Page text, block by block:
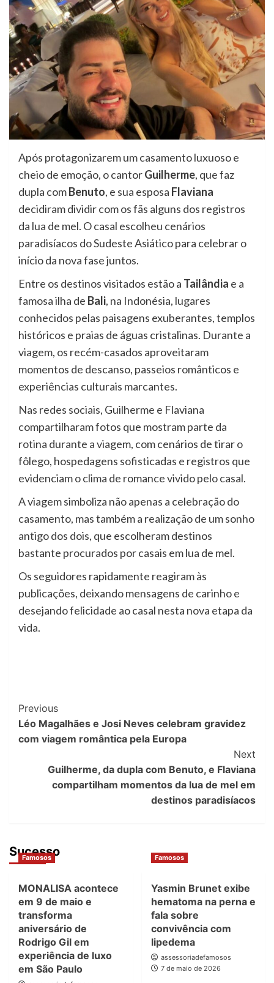
Após protagonizarem um casamento luxuoso e
cheio de emoção, o cantorGuilherme, que faz
dupla comBenuto, e sua esposa Flaviana
decidiram dividir com os fãs alguns dos registros
da lua de mel. O casal escolheu cenários
paradisíacos do Sudeste Asiático para celebrar o
início da nova fase juntos.
Entre os destinos visitados estão a Tailândia e a
famosa ilha de Bali, na Indonésia, lugares
conhecidos pelas paisagens exuberantes, templos
históricos e praias de águas cristalinas. Durante a
viagem, os recém-casados aproveitaram
momentos de descanso, passeios românticos e
experiências culturais marcantes.
Nas redes sociais, Guilherme e Flaviana
compartilharam fotos que mostram parte da
rotina durante a viagem, com cenários de tirar o
fôlego, hospedagens sofisticadas e registros que
evidenciam o clima de romance vivido pelo casal.
A viagem simboliza não apenas a celebração do
casamento, mas também a realização de um sonho
antigo dos dois, que escolheram destinos
bastante procurados por casais em lua de mel.
Os seguidores rapidamente reagiram às
publicações, deixando mensagens de carinho e
desejando felicidade ao casal nesta nova etapa da
vida.
Previous
Léo Magalhães e Josi Neves celebram gravidez
com viagem romântica pela Europa
Next
Guilherme, da dupla com Benuto, e Flaviana
compartilham momentos da lua de mel em
destinos paradisíacos
Sucesso
Famosos
MONALISA acontece
em 9 de maio e
transforma
aniversário de
Rodrigo Gil em
experiência de luxo
em São Paulo
Famosos
Yasmin Brunet exibe
hematoma na perna e
fala sobre
convivência com
lipedema
assessoriadefamosos
7 de maio de 2026